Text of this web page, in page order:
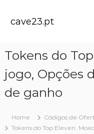
o
cave23.pt
Tokens do
jogo, Opções
de ganho
Home
Códigos de
Tokens do Top Eleven: